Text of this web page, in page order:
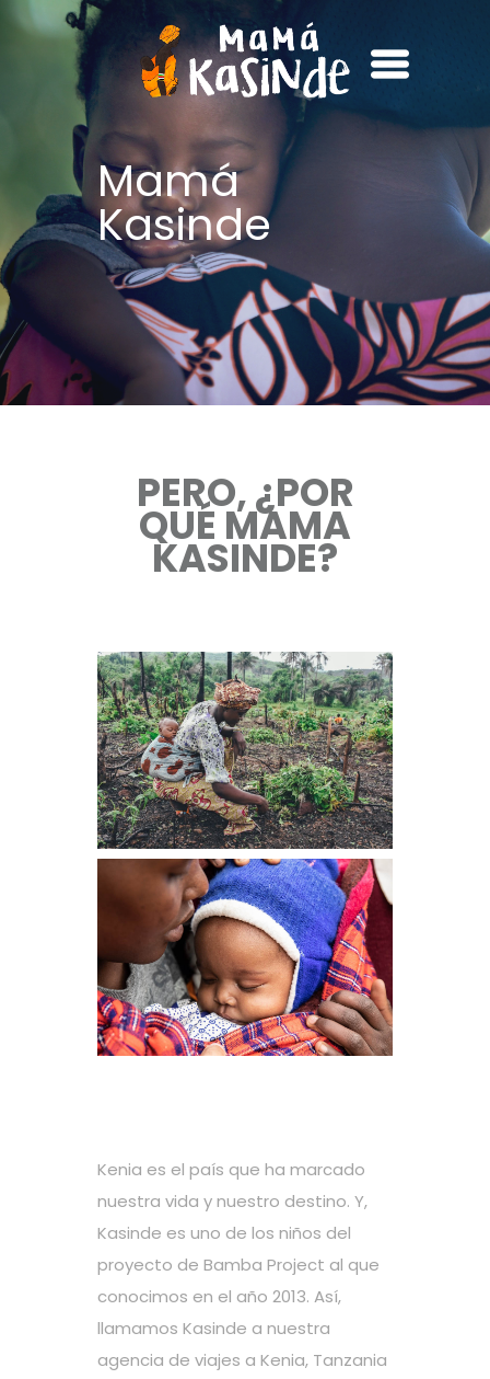
Mamá
Kasinde
PERO, ¿POR
QUÉ MAMA
KASINDE?
Kenia es el país que ha marcado
nuestra vida y nuestro destino. Y,
Kasinde es uno de los niños del
proyecto de Bamba Project al que
conocimos en el año 2013. Así,
llamamos Kasinde a nuestra
agencia de viajes a Kenia, Tanzania